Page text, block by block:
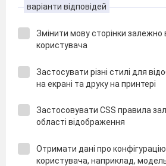
варіанти відповідей
Змінити мову сторінки залежно
користувача
Застосувати різні стилі для
на екрані та друку на принтері
Застосовувати CSS правила
області відображення
Отримати дані про
користувача, наприклад,